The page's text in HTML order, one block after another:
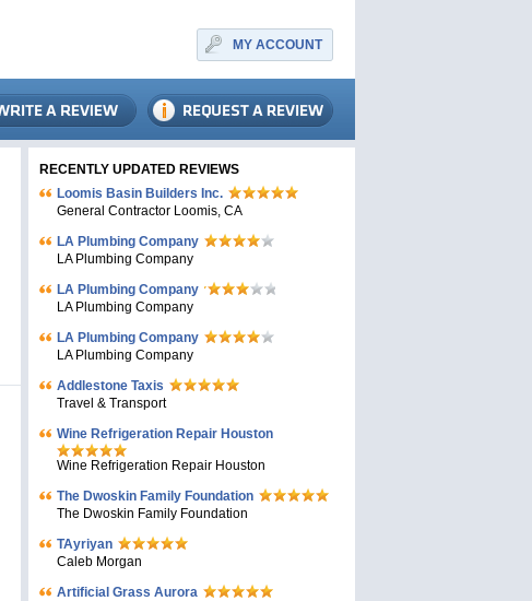
MY ACCOUNT
RECENTLY UPDATED REVIEWS
Loomis Basin Builders Inc.
General Contractor Loomis, CA
LA Plumbing Company
LA Plumbing Company
LA Plumbing Company
LA Plumbing Company
LA Plumbing Company
LA Plumbing Company
Addlestone Taxis
Travel & Transport
Wine Refrigeration Repair Houston
Wine Refrigeration Repair Houston
The Dwoskin Family Foundation
The Dwoskin Family Foundation
TAyriyan
Caleb Morgan
Artificial Grass Aurora